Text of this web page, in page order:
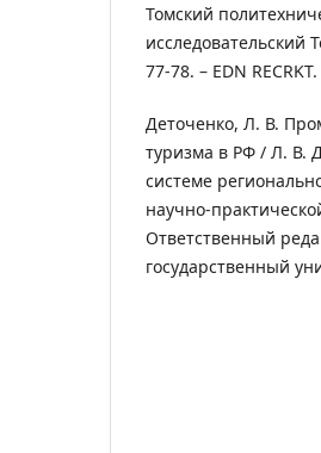
Томский
исследовательский
77-78. – EDN RECRKT.
Деточенко, Л. В.
туризма в РФ / Л. В.
системе
научно-
Ответственный
государственный